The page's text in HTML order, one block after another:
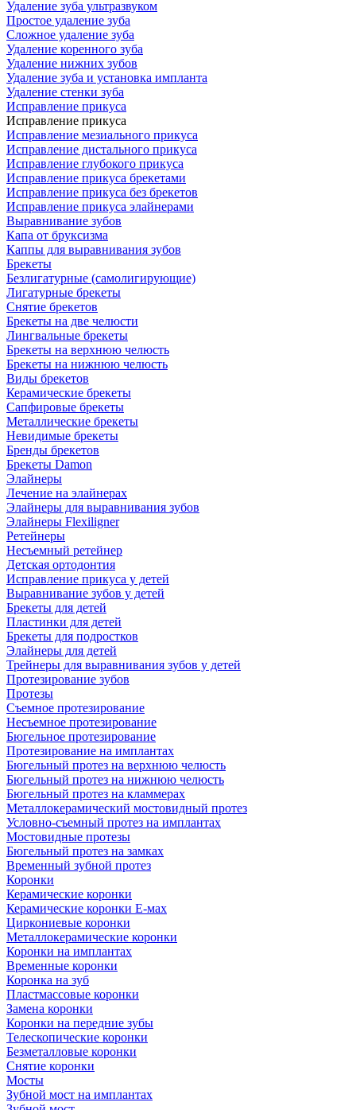
Удаление зуба ультразвуком
Простое удаление зуба
Сложное удаление зуба
Удаление коренного зуба
Удаление нижних зубов
Удаление зуба и установка импланта
Удаление стенки зуба
Исправление прикуса
Исправление прикуса
Исправление мезиального прикуса
Исправление дистального прикуса
Исправление глубокого прикуса
Исправление прикуса брекетами
Исправление прикуса без брекетов
Исправление прикуса элайнерами
Выравнивание зубов
Капа от бруксизма
Каппы для выравнивания зубов
Брекеты
Безлигатурные (самолигирующие)
Лигатурные брекеты
Снятие брекетов
Брекеты на две челюсти
Лингвальные брекеты
Брекеты на верхнюю челюсть
Брекеты на нижнюю челюсть
Виды брекетов
Керамические брекеты
Сапфировые брекеты
Металлические брекеты
Невидимые брекеты
Бренды брекетов
Брекеты Damon
Элайнеры
Лечение на элайнерах
Элайнеры для выравнивания зубов
Элайнеры Flexiligner
Ретейнеры
Несъемный ретейнер
Детская ортодонтия
Исправление прикуса у детей
Выравнивание зубов у детей
Брекеты для детей
Пластинки для детей
Брекеты для подростков
Элайнеры для детей
Трейнеры для выравнивания зубов у детей
Протезирование зубов
Протезы
Съемное протезирование
Несъемное протезирование
Бюгельное протезирование
Протезирование на имплантах
Бюгельный протез на верхнюю челюсть
Бюгельный протез на нижнюю челюсть
Бюгельный протез на кламмерах
Металлокерамический мостовидный протез
Условно-съемный протез на имплантах
Мостовидные протезы
Бюгельный протез на замках
Временный зубной протез
Коронки
Керамические коронки
Керамические коронки Е-мах
Циркониевые коронки
Металлокерамические коронки
Коронки на имплантах
Временные коронки
Коронка на зуб
Пластмассовые коронки
Замена коронки
Коронки на передние зубы
Телескопические коронки
Безметалловые коронки
Снятие коронки
Мосты
Зубной мост на имплантах